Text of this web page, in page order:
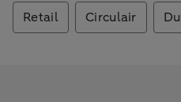
Retail Circulair